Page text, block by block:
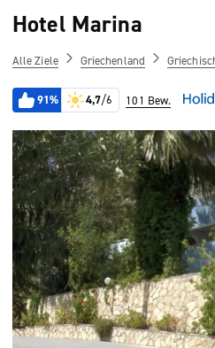
Hotel Marina
Alle Ziele Griechenland
91% 4,7/6 101 Bew.